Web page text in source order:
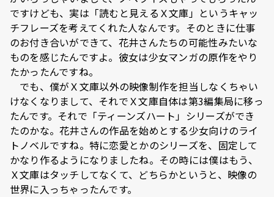
ですけども、実は「読むと見えるＸ文庫」というキャッ
チフレーズを考えてくれた人なんです。そのときに仕事
のお付き合いができて、花井さんたちの可能性みたいな
ものを感じたんですよ。彼女は少女マンガの原作をやり
たかったんですね。
でも、僕がＸ文庫以外の映像制作を担当しなくちゃい
けなくなりまして、それでＸ文庫自体は第3編集局に移っ
たんです。それで「ティーンズハート」シリーズができ
たのかな。花井さんの作品を始めとする少女向けのライ
トノベルですね。特に恋愛とかのシリーズを、固定して
かなり作るようになりましたね。その時には僕はもう、
Ｘ文庫はタッチしてなくて、どちらかというと、映像の
世界に入っちゃったんです。